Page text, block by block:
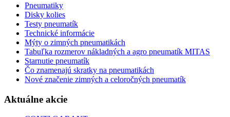
Pneumatiky
Disky kolies
Testy pneumatík
Technické informácie
Mýty o zimných pneumatikách
Tabuľka rozmerov nákladných a agro pneumatík MITAS
Starnutie pneumatík
Čo znamenajú skratky na pneumatikách
Nové značenie zimných a celoročných pneumatík
Aktuálne akcie